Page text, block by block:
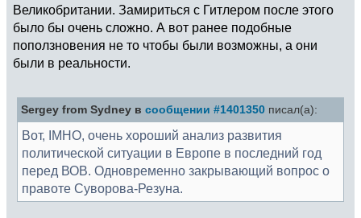
Великобритании. Замириться с Гитлером после этого
было бы очень сложно. А вот ранее подобные
поползновения не то чтобы были возможны, а они
были в реальности.
Sergey from Sydney в сообщении #1401350 писал(а):
Вот, IMHO, очень хороший анализ развития
политической ситуации в Европе в последний год
перед ВОВ. Одновременно закрывающий вопрос о
правоте Суворова-Резуна.